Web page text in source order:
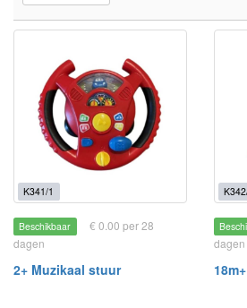
K341/1
Beschikbaar
€ 0.00 per 28
dagen
2+ Muzikaal stuur
dagen